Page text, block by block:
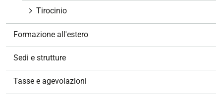
Tirocinio
Formazione all'estero
Sedi e strutture
Tasse e agevolazioni